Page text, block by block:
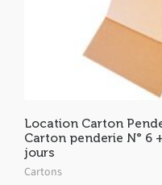
Location Carton
Carton penderie N° 6
jours
Cartons